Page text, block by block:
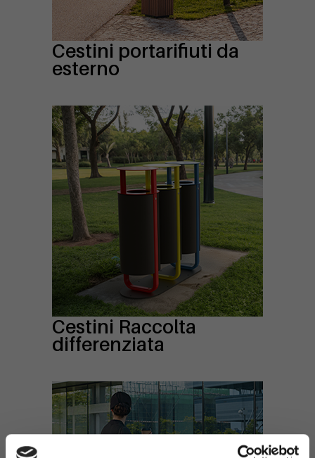
Cestini portarifiuti da
esterno
Cestini Raccolta
differenziata